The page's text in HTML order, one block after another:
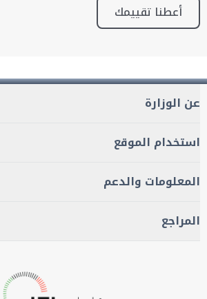
أعطنا تقييمك
عن الوزارة
استخدام الموقع
المعلومات والدعم
المراجع